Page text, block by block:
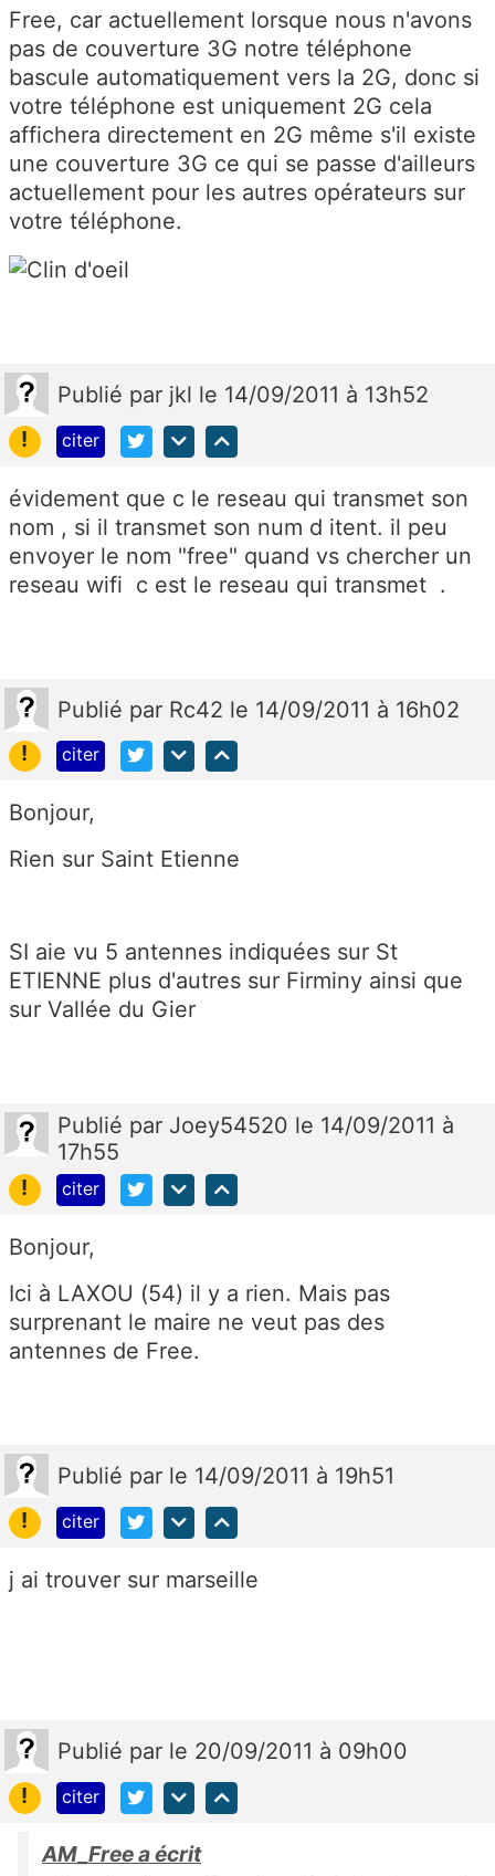
Free, car actuellement lorsque nous n'avons
pas de couverture 3G notre téléphone
bascule automatiquement vers la 2G, donc si
votre téléphone est uniquement 2G cela
affichera directement en 2G même s'il existe
une couverture 3G ce qui se passe d'ailleurs
actuellement pour les autres opérateurs sur
votre téléphone.
Publié par jkl le 14/09/2011 à 13h52
!
citer
évidement que c le reseau qui transmet son
nom , si il transmet son num d itent. il peu
envoyer le nom "free" quand vs chercher un
reseau wifi c est le reseau qui transmet .
Publié par Rc42 le 14/09/2011 à 16h02
!
citer
Bonjour,
Rien sur Saint Etienne
SI aie vu 5 antennes indiquées sur St
ETIENNE plus d'autres sur Firminy ainsi que
sur Vallée du Gier
Publié par Joey54520 le 14/09/2011 à
17h55
!
citer
Bonjour,
Ici à LAXOU (54) il y a rien. Mais pas
surprenant le maire ne veut pas des
antennes de Free.
Publié par le 14/09/2011 à 19h51
!
citer
j ai trouver sur marseille
Publié par le 20/09/2011 à 09h00
!
citer
AM_Free a écrit